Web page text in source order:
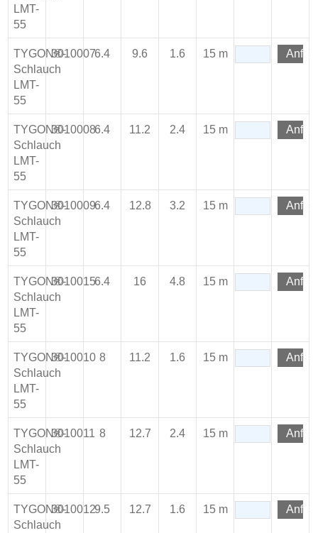
LMT-
55
TYGON®-
Schlauch
LMT-
55
30100076.4 9.6 1.6 15 m
TYGON®-
Schlauch
LMT-
55
30100086.4 11.2 2.4 15 m
TYGON®-
Schlauch
LMT-
55
30100096.4 12.8 3.2 15 m
TYGON®-
Schlauch
LMT-
55
30100156.4 16 4.8 15 m
TYGON®-
Schlauch
LMT-
55
3010010 8 11.2 1.6 15 m
TYGON®-
Schlauch
LMT-
55
3010011 8 12.7 2.4 15 m
TYGON®-
Schlauch
30100129.5 12.7 1.6 15 m